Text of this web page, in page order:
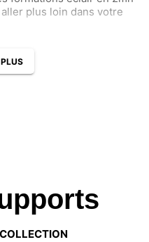
plus loin dans votre